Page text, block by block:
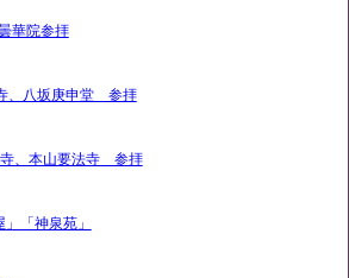
華院参拝
八坂庚申堂 参拝
、本山要法寺 参拝
「神泉苑」